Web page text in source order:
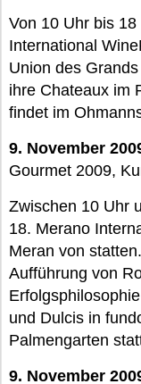
Von 10 Uhr bis
International
Union des
ihre Chateaux im
findet im
9. November
Gourmet 2009,
Zwischen 10 Uhr
18. Merano
Meran von
Aufführung von
und Dulcis in
Palmengarten
9. November